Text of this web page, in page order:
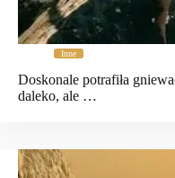
Inne
Doskonale potrafiła
daleko, ale …